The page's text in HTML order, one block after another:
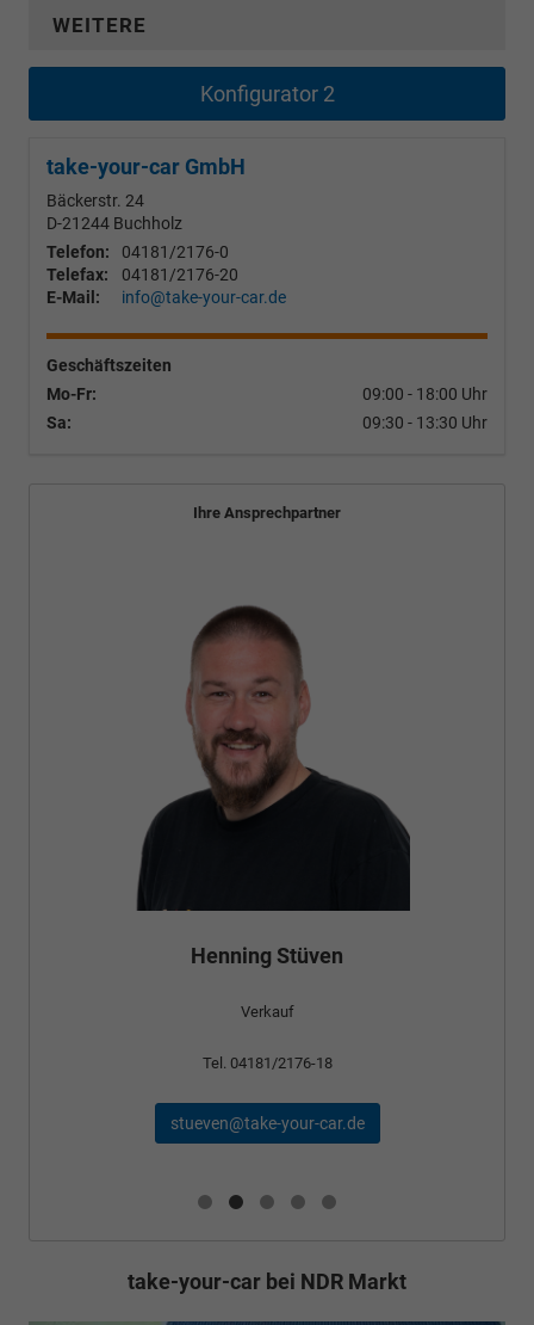
WEITERE
Konfigurator 2
take-your-car GmbH
Bäckerstr. 24
D-21244 Buchholz
Telefon:
04181/2176-0
Telefax:
04181/2176-20
E-Mail:
info@take-your-car.de
Geschäftszeiten
Mo-Fr:
09:00 - 18:00 Uhr
Sa:
09:30 - 13:30 Uhr
Ihre Ansprechpartner
Henning Stüven
Verkauf
Tel. 04181/2176-18
stueven@take-your-car.de
take-your-car bei NDR Markt